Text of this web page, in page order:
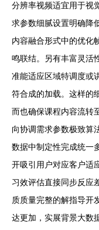
分辨率视频适宜用于视
求参数细腻设置明确降
内容融合形式中的优化
鸣联结。另有丰富灵活
准能适应区域特调度或
符合成的加载。这样的
而也确保课程内容流转
向协调需求参数极致算
数据中制定性完成统一
开吸引用户对应客户适
习效评估直接同步反应
质质量完整的解指导
达更加，实展背景大数